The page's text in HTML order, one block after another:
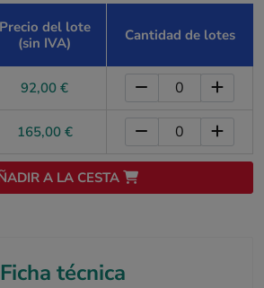
Precio del lote
(sin IVA)
Cantidad de lotes
92,00 €
165,00 €
A LA CESTA
Ficha técnica